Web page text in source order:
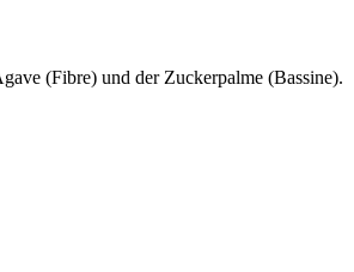
(Fibre) und der Zuckerpalme (Bassine).